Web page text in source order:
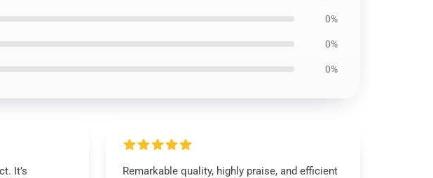
0%
0%
0%
It’s
Remarkable quality, highly praise, and efficient